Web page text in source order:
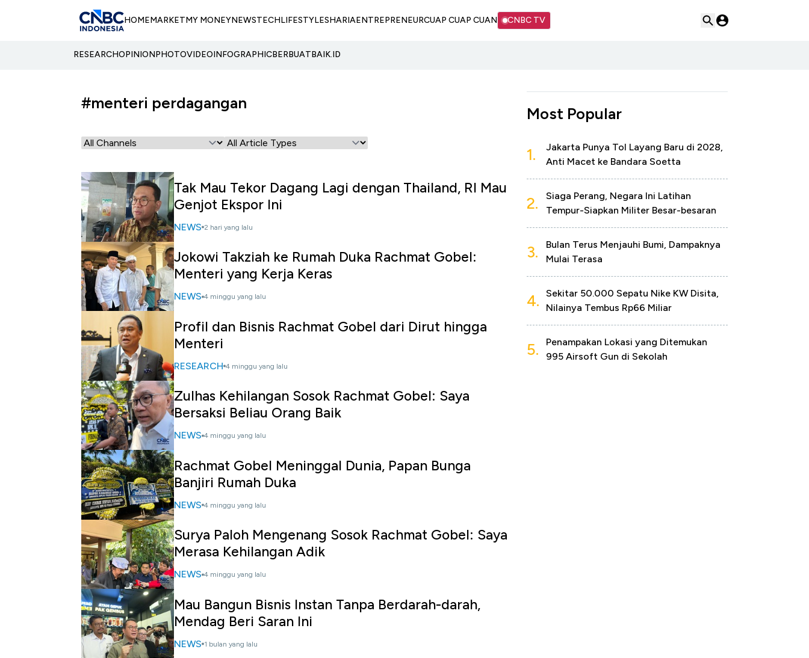
HOMEMARKETMY MONEYNEWSTECHLIFESTYLESHARIAENTREPRENEURCUAP CUAP CUAN CNBC TV
RESEARCHOPINIONPHOTOVIDEOINFOGRAPHICBERBUATBAIK.ID
#menteri perdagangan
Tak Mau Tekor Dagang Lagi dengan Thailand, RI Mau
Genjot Ekspor Ini
NEWS 2 hari yang lalu
Jokowi Takziah ke Rumah Duka Rachmat Gobel:
Menteri yang Kerja Keras
NEWS 4 minggu yang lalu
Profil dan Bisnis Rachmat Gobel dari Dirut hingga
Menteri
RESEARCH 4 minggu yang lalu
Zulhas Kehilangan Sosok Rachmat Gobel: Saya
Bersaksi Beliau Orang Baik
NEWS 4 minggu yang lalu
Rachmat Gobel Meninggal Dunia, Papan Bunga
Banjiri Rumah Duka
NEWS 4 minggu yang lalu
Surya Paloh Mengenang Sosok Rachmat Gobel: Saya
Merasa Kehilangan Adik
NEWS 4 minggu yang lalu
Mau Bangun Bisnis Instan Tanpa Berdarah-darah,
Mendag Beri Saran Ini
NEWS 1 bulan yang lalu
Most Popular
1.
Jakarta Punya Tol Layang Baru di 2028,
Anti Macet ke Bandara Soetta
2.
Siaga Perang, Negara Ini Latihan
Tempur-Siapkan Militer Besar-besaran
3.
Bulan Terus Menjauhi Bumi, Dampaknya
Mulai Terasa
4.
Sekitar 50.000 Sepatu Nike KW Disita,
Nilainya Tembus Rp66 Miliar
5.
Penampakan Lokasi yang Ditemukan
995 Airsoft Gun di Sekolah